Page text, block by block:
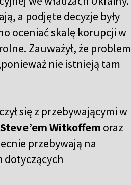
a podjęte decyzje były
oceniać skalę korupcji w
Zauważył, że problem
nie istnieją tam
się z przebywającymi w
Steve’em Witkoffem oraz
przebywają na
dotyczących